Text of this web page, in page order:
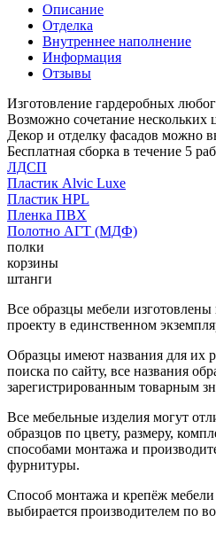
Описание
Отделка
Внутреннее наполнение
Информация
Отзывы
Изготовление гардеробных
Возможно сочетание нескольких
Декор и отделку фасадов можно
Бесплатная сборка в течение 5
ЛДСП
Пластик Alvic Luxe
Пластик HPL
Пленка ПВХ
Полотно АГТ (МДФ)
полки
корзины
штанги
Все образцы мебели
проекту в единственном
Образцы имеют названия для их
поиска по сайту, все названия
зарегистрированным товарным
Все мебельные изделия могут
образцов по цвету, размеру,
способами монтажа и
фурнитуры.
Способ монтажа и крепёж
выбирается производителем по